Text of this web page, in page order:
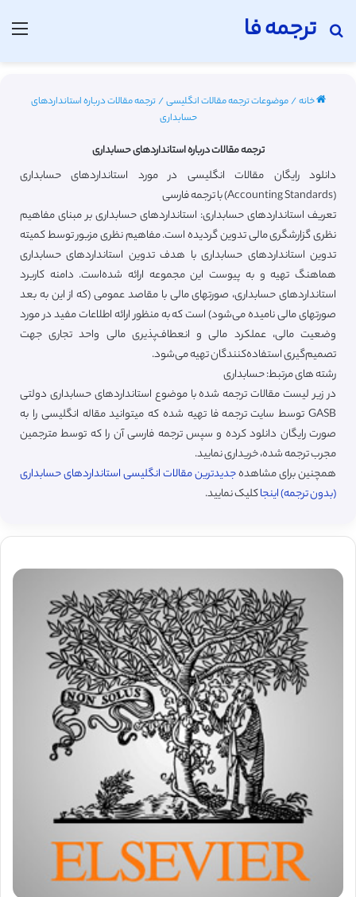
ترجمه فا
جستجو برای
خانه/موضوعات ترجمه مقالات انگلیسی/ترجمه مقالات درباره استانداردهای
حسابداری
ترجمه مقالات درباره استانداردهای حسابداری
دانلود رایگان مقالات انگلیسی در مورد استانداردهای حسابداری
(Accounting Standards) با ترجمه فارسی
تعریف استانداردهای حسابداری: استانداردهای حسابداری بر مبنای مفاهیم
نظری گزارشگری مالی تدوین گردیده است. مفاهیم نظری مزبور توسط کمیته
تدوین استانداردهای حسابداری با هدف تدوین استانداردهای حسابداری
هماهنگ تهیه و به پیوست این مجموعه ارائه شده‌است. دامنه کاربرد
استانداردهای حسابداری، صورتهای مالی با مقاصد عمومی (که از این به بعد
صورتهای مالی نامیده می‌شود) است که به منظور ارائه اطلاعات مفید در مورد
وضعیت مالی، عملکرد مالی و انعطاف‌پذیری مالی واحد تجاری جهت
تصمیم‌گیری استفاده‌کنندگان تهیه می‌شود.
رشته های مرتبط: حسابداری
در زیر لیست مقالات ترجمه شده با موضوع استانداردهای حسابداری دولتی
GASB توسط سایت ترجمه فا تهیه شده که میتوانید مقاله انگلیسی را به
صورت رایگان دانلود کرده و سپس ترجمه فارسی آن را که توسط مترجمین
مجرب ترجمه شده، خریداری نمایید.
همچنین برای مشاهدهجدیدترین مقالات انگلیسی استانداردهای حسابداری
(بدون ترجمه) اینجاکلیک نمایید.